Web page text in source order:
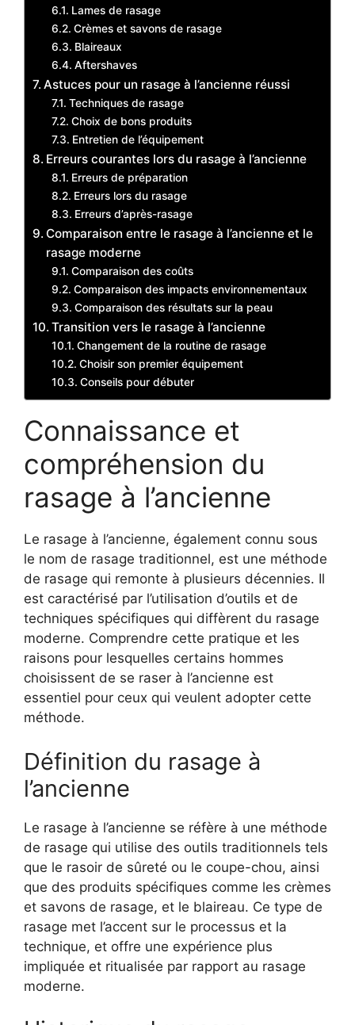
Lames de rasage
Crèmes et savons de rasage
Blaireaux
Aftershaves
Astuces pour un rasage à l’ancienne réussi
Techniques de rasage
Choix de bons produits
Entretien de l’équipement
Erreurs courantes lors du rasage à l’ancienne
Erreurs de préparation
Erreurs lors du rasage
Erreurs d’après-rasage
Comparaison entre le rasage à l’ancienne et le
rasage moderne
Comparaison des coûts
Comparaison des impacts environnementaux
Comparaison des résultats sur la peau
Transition vers le rasage à l’ancienne
Changement de la routine de rasage
Choisir son premier équipement
Conseils pour débuter
Connaissance et
compréhension du
rasage à l’ancienne
Le rasage à l’ancienne, également connu sous
le nom de rasage traditionnel, est une méthode
de rasage qui remonte à plusieurs décennies. Il
est caractérisé par l’utilisation d’outils et de
techniques spécifiques qui diffèrent du rasage
moderne. Comprendre cette pratique et les
raisons pour lesquelles certains hommes
choisissent de se raser à l’ancienne est
essentiel pour ceux qui veulent adopter cette
méthode.
Définition du rasage à
l’ancienne
Le rasage à l’ancienne se réfère à une méthode
de rasage qui utilise des outils traditionnels tels
que le rasoir de sûreté ou le coupe-chou, ainsi
que des produits spécifiques comme les crèmes
et savons de rasage, et le blaireau. Ce type de
rasage met l’accent sur le processus et la
technique, et offre une expérience plus
impliquée et ritualisée par rapport au rasage
moderne.